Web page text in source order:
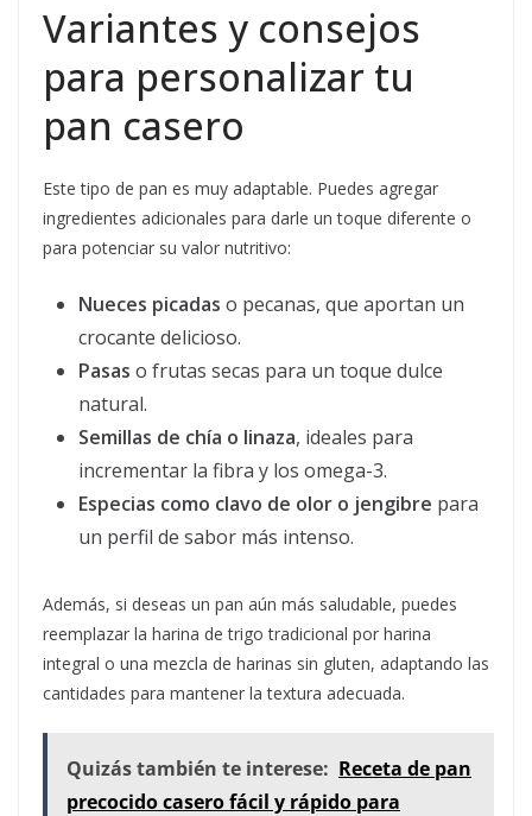
Variantes y consejos
para personalizar tu
pan casero
Este tipo de pan es muy adaptable. Puedes agregar
ingredientes adicionales para darle un toque diferente o
para potenciar su valor nutritivo:
Nueces picadas o pecanas, que aportan un
crocante delicioso.
Pasas o frutas secas para un toque dulce
natural.
Semillas de chía o linaza, ideales para
incrementar la fibra y los omega-3.
Especias como clavo de olor o jengibre para
un perfil de sabor más intenso.
Además, si deseas un pan aún más saludable, puedes
reemplazar la harina de trigo tradicional por harina
integral o una mezcla de harinas sin gluten, adaptando las
cantidades para mantener la textura adecuada.
Quizás también te interese: Receta de pan
precocido casero fácil y rápido para